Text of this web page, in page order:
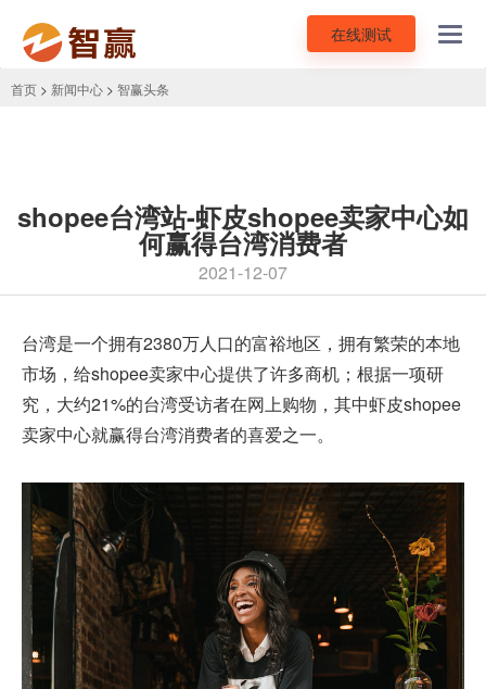
在线测试
首页 > 新闻中心 > 智赢头条
shopee台湾站-虾皮shopee卖家中心如
何赢得台湾消费者
2021-12-07
台湾是一个拥有2380万人口的富裕地区，拥有繁荣的本地
市场，给shopee卖家中心提供了许多商机；根据一项研
究，大约21%的台湾受访者在网上购物，其中虾皮shopee
卖家中心就赢得台湾消费者的喜爱之一。